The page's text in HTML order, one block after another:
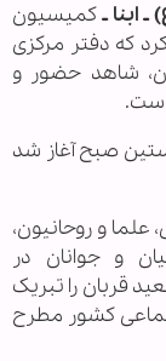
ابنا ـکمیسیون
که دفتر مرکزی
شاهد حضور و
صبح آغاز شد
و روحانیون،
و جوانان در
قربان را تبریک
کشور مطرح